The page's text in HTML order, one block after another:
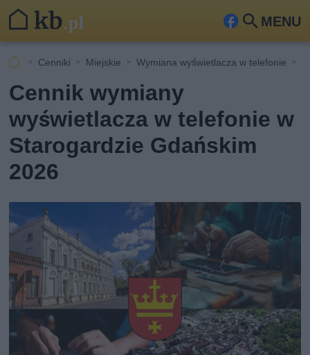
MENU
Fa
ook
Szu
kaj
Cenniki Miejskie Wymiana wyświetlacza w telefonie
Cennik wymiany
wyświetlacza w telefonie w
Starogardzie Gdańskim
2026